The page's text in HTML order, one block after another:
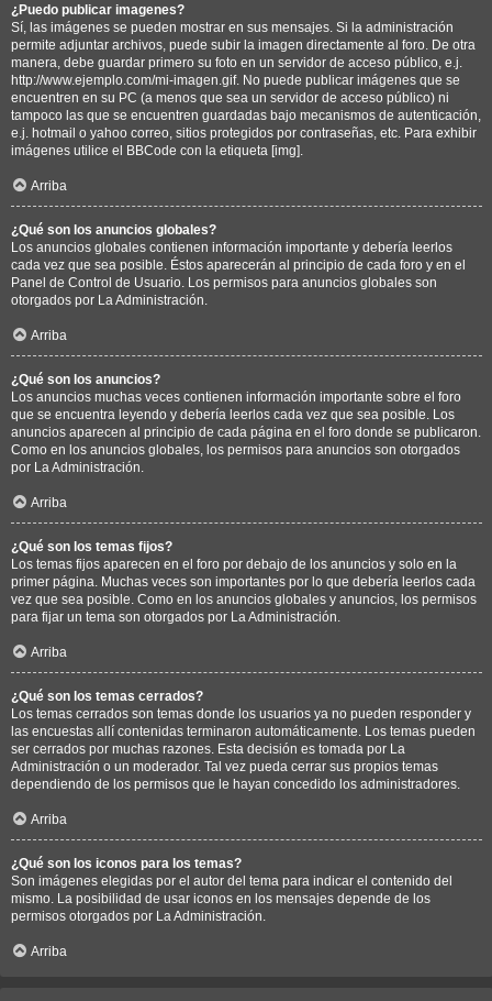
¿Puedo publicar imagenes?
Sí, las imágenes se pueden mostrar en sus mensajes. Si la administración
permite adjuntar archivos, puede subir la imagen directamente al foro. De otra
manera, debe guardar primero su foto en un servidor de acceso público, e.j.
http://www.ejemplo.com/mi-imagen.gif. No puede publicar imágenes que se
encuentren en su PC (a menos que sea un servidor de acceso público) ni
tampoco las que se encuentren guardadas bajo mecanismos de autenticación,
e.j. hotmail o yahoo correo, sitios protegidos por contraseñas, etc. Para exhibir
imágenes utilice el BBCode con la etiqueta [img].
Arriba
¿Qué son los anuncios globales?
Los anuncios globales contienen información importante y debería leerlos
cada vez que sea posible. Éstos aparecerán al principio de cada foro y en el
Panel de Control de Usuario. Los permisos para anuncios globales son
otorgados por La Administración.
Arriba
¿Qué son los anuncios?
Los anuncios muchas veces contienen información importante sobre el foro
que se encuentra leyendo y debería leerlos cada vez que sea posible. Los
anuncios aparecen al principio de cada página en el foro donde se publicaron.
Como en los anuncios globales, los permisos para anuncios son otorgados
por La Administración.
Arriba
¿Qué son los temas fijos?
Los temas fijos aparecen en el foro por debajo de los anuncios y solo en la
primer página. Muchas veces son importantes por lo que debería leerlos cada
vez que sea posible. Como en los anuncios globales y anuncios, los permisos
para fijar un tema son otorgados por La Administración.
Arriba
¿Qué son los temas cerrados?
Los temas cerrados son temas donde los usuarios ya no pueden responder y
las encuestas allí contenidas terminaron automáticamente. Los temas pueden
ser cerrados por muchas razones. Esta decisión es tomada por La
Administración o un moderador. Tal vez pueda cerrar sus propios temas
dependiendo de los permisos que le hayan concedido los administradores.
Arriba
¿Qué son los iconos para los temas?
Son imágenes elegidas por el autor del tema para indicar el contenido del
mismo. La posibilidad de usar iconos en los mensajes depende de los
permisos otorgados por La Administración.
Arriba